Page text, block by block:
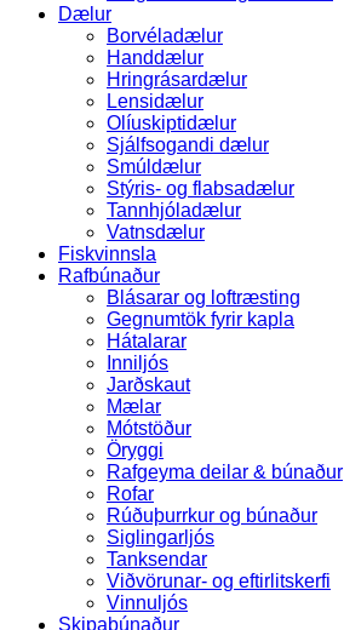
Dælur
Borvéladælur
Handdælur
Hringrásardælur
Lensidælur
Olíuskiptidælur
Sjálfsogandi dælur
Smúldælur
Stýris- og flabsadælur
Tannhjóladælur
Vatnsdælur
Fiskvinnsla
Rafbúnaður
Blásarar og loftræsting
Gegnumtök fyrir kapla
Hátalarar
Inniljós
Jarðskaut
Mælar
Mótstöður
Öryggi
Rafgeyma deilar & búnaður
Rofar
Rúðuþurrkur og búnaður
Siglingarljós
Tanksendar
Viðvörunar- og eftirlitskerfi
Vinnuljós
Skipabúnaður